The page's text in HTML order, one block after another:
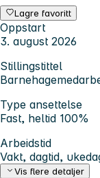
Lagre favoritt
Oppstart
3. august 2026
Stillingstittel
Type ansettelse
Fast, heltid 100%
Arbeidstid
Vakt, dagtid,
Vis flere detaljer